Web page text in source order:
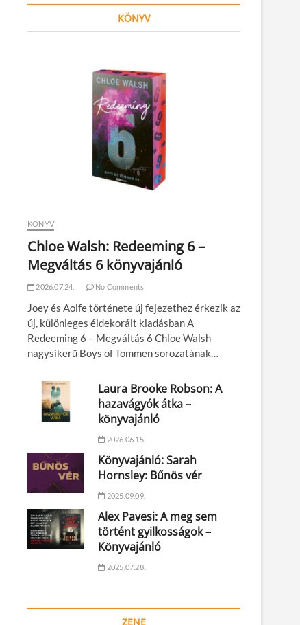
KÖNYV
KÖNYV
Chloe Walsh: Redeeming 6 –
Megváltás 6 könyvajánló
2026.07.24. No Comments
Joey és Aoife története új fejezethez érkezik az
új, különleges éldekorált kiadásban A
Redeeming 6 – Megváltás 6 Chloe Walsh
nagysikerű Boys of Tommen sorozatának…
Laura Brooke Robson: A
hazavágyók átka –
könyvajánló
2026.06.15.
Könyvajánló: Sarah
Hornsley: Bűnös vér
2025.09.09.
Alex Pavesi: A meg sem
történt gyilkosságok –
Könyvajánló
2025.07.28.
ZENE